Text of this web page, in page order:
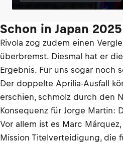
Schon in Japan
Rivola zog zudem einen
überbremst. Diesmal hat er
Ergebnis. Für uns sogar noch
Der doppelte Aprilia-Ausfall
erschien, schmolz durch den
Konsequenz für Jorge Martin:
Vor allem ist es Marc
Mission Titelverteidigung, die